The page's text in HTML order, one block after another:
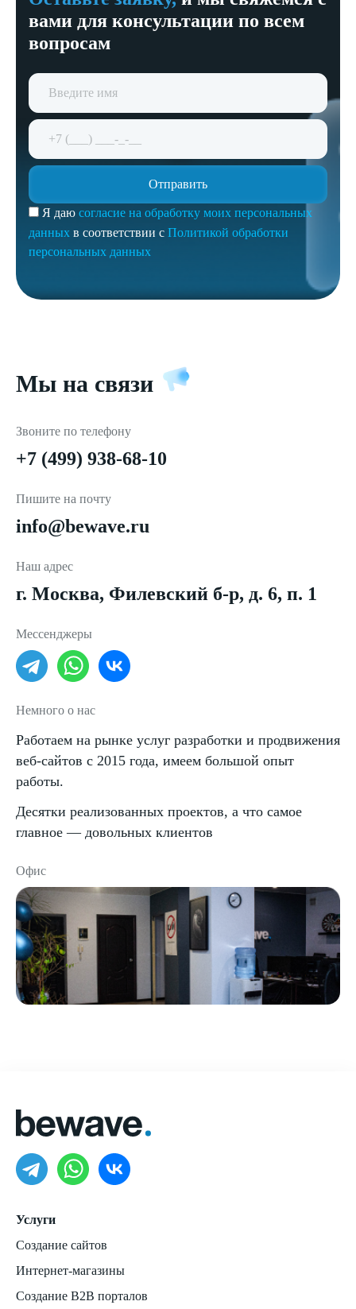
вами для консультации по всем
вопросам
Я даю согласие на обработку моих персональных
данных в соответствии с Политикой обработки
персональных данных
Мы на связи
Звоните по телефону
+7 (499) 938-68-10
Пишите на почту
info@bewave.ru
Наш адрес
г. Москва, Филевский б-р, д. 6, п. 1
Мессенджеры
Немного о нас
Работаем на рынке услуг разработки и продвижения
веб-сайтов с 2015 года, имеем большой опыт
работы.
Десятки реализованных проектов, а что самое
главное — довольных клиентов
Офис
Услуги
Создание сайтов
Интернет-магазины
Создание B2B порталов